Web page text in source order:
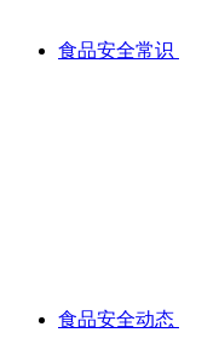
食品安全常识
食品安全动态